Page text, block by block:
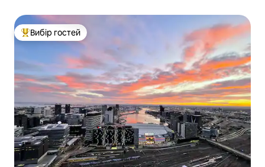
Топ вибір гостей
Вибір гостей